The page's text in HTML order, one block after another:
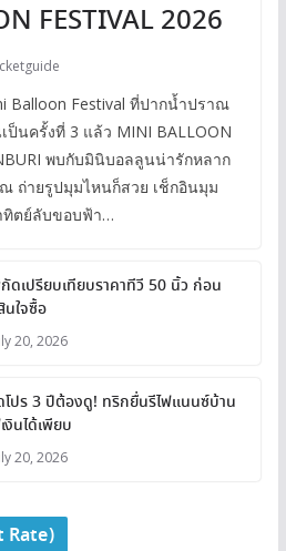
FESTIVAL 2026
Balloon Festival ที่ปากน้ำปราณ
นครั้งที่ 3 แล้ว MINI BALLOON
พบกับมินิบอลลูนน่ารักหลาก
ถ่ายรูปมุมไหนก็สวย เช็กอินมุม
ทิตย์ลับขอบฟ้า…
ดเปรียบเทียบราคาทีวี 50 นิ้ว ก่อน
ใจซื้อ
20, 2026
โปร 3 ปีต้องดู! ทริกยื่นรีไฟแนนซ์บ้าน
งินได้เพียบ
20, 2026
Rate)